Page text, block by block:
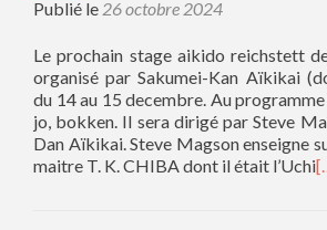
Publié le 26 octobre 2024
Le prochain stage aikido reichstett
organisé par Sakumei-Kan Aïkikai
du 14 au 15 decembre. Au
jo, bokken. Il sera dirigé par Steve
Dan Aïkikai. Steve Magson enseigne
maitre T. K. CHIBA dont il était l’Uchi